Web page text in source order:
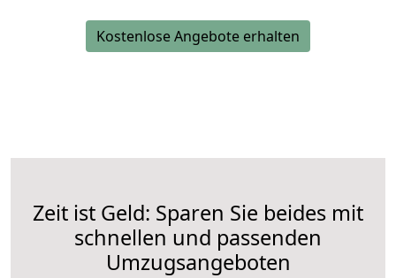
Kostenlose Angebote erhalten
Zeit ist Geld: Sparen Sie beides mit
schnellen und passenden
Umzugsangeboten